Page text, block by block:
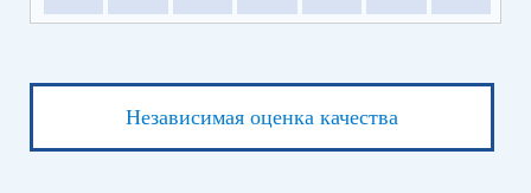
Независимая оценка качества